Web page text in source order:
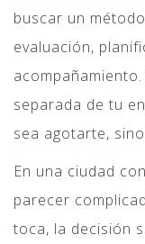
buscar un
evaluación,
separada de tu
sea agotarte,
En una ciudad
parecer
toca, la decisión